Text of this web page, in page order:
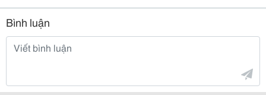
Bình luận